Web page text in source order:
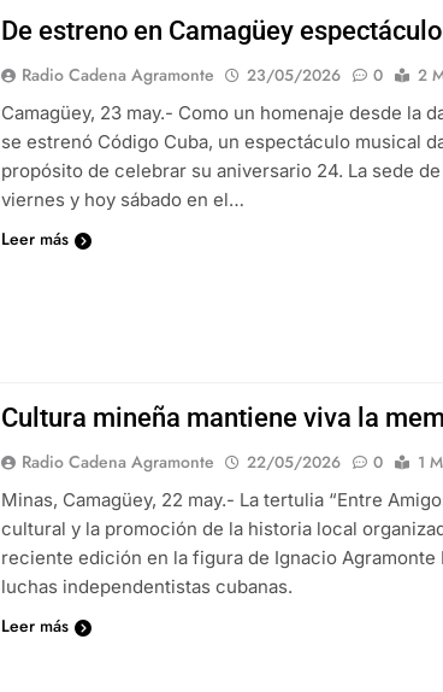
De estreno en Camagüey
Radio Cadena Agramonte 23/05/2026 0
2
Camagüey, 23 may.- Como un homenaje desde la
se estrenó Código Cuba, un espectáculo musical
propósito de celebrar su aniversario 24. La sede
viernes y hoy sábado en el…
Leer más
Cultura mineña mantiene viva la
Radio Cadena Agramonte 22/05/2026 0
1
Minas, Camagüey, 22 may.- La tertulia “Entre
cultural y la promoción de la historia local
reciente edición en la figura de Ignacio
luchas independentistas cubanas.
Leer más